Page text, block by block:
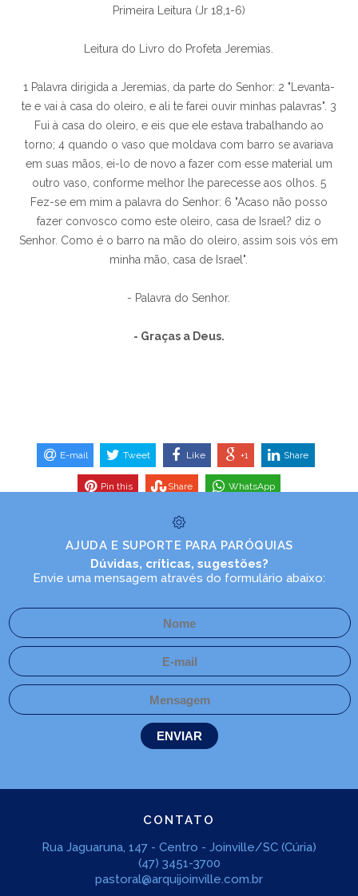
Primeira Leitura (Jr 18,1-6)
Leitura do Livro do Profeta Jeremias.
1 Palavra dirigida a Jeremias, da parte do Senhor: 2 "Levanta-
te e vai à casa do oleiro, e ali te farei ouvir minhas palavras". 3
Fui à casa do oleiro, e eis que ele estava trabalhando ao
torno; 4 quando o vaso que moldava com barro se avariava
em suas mãos, ei-lo de novo a fazer com esse material um
outro vaso, conforme melhor lhe parecesse aos olhos. 5
Fez-se em mim a palavra do Senhor: 6 "Acaso não posso
fazer convosco como este oleiro, casa de Israel? diz o
Senhor. Como é o barro na mão do oleiro, assim sois vós em
minha mão, casa de Israel".
- Palavra do Senhor.
- Graças a Deus.
E-mail Tweet Like +1 Share
Pin this Share WhatsApp
AJUDA E SUPORTE PARA PARÓQUIAS
Dúvidas, críticas, sugestões?
Envie uma mensagem através do formulário abaixo:
CONTATO
Rua Jaguaruna, 147 - Centro - Joinville/SC (Cúria)
(47) 3451-3700
pastoral@arquijoinville.com.br